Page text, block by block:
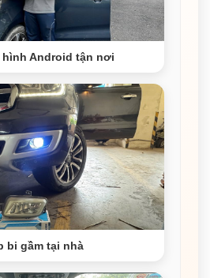
hình Android tận nơi
bi gầm tại nhà